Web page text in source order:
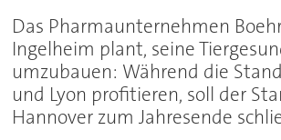
Das Pharmaunternehmen
Ingelheim plant, seine
umzubauen: Während die
und Lyon profitieren, soll der
Hannover zum Jahresende